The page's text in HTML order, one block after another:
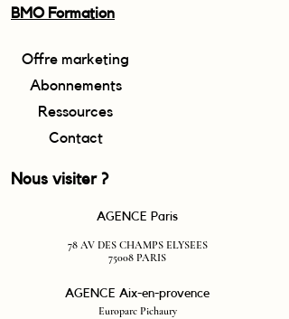
BMO Formation
Offre marketing
Abonnements
Ressources
Contact
Nous visiter ?
AGENCE Paris
78 AV DES CHAMPS ELYSEES
75008 PARIS
AGENCE Aix-en-provence
Europarc Pichaury